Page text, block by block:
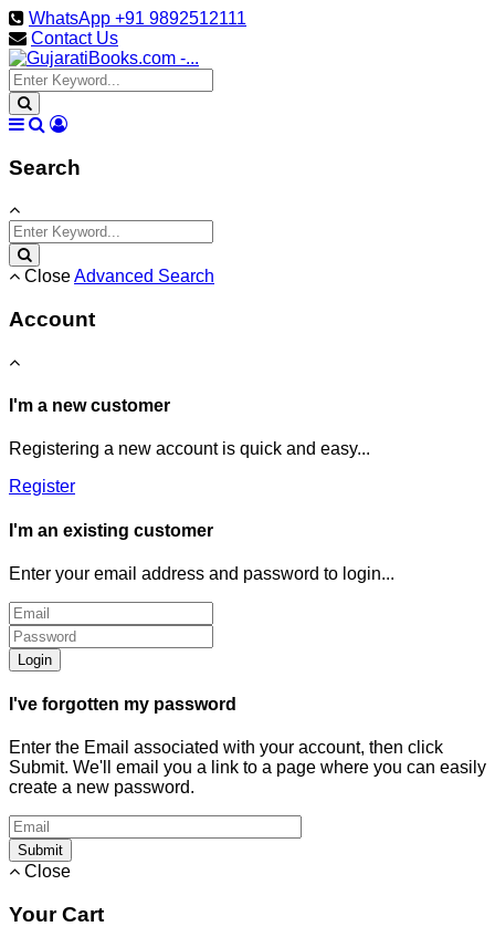
WhatsApp +91 9892512111
Contact Us
Search
CloseAdvanced Search
Account
I'm a new customer
Registering a new account is quick and easy...
Register
I'm an existing customer
Enter your email address and password to login...
Login
I've forgotten my password
Enter the Email associated with your account, then click
Submit. We'll email you a link to a page where you can easily
create a new password.
Submit
Close
Your Cart